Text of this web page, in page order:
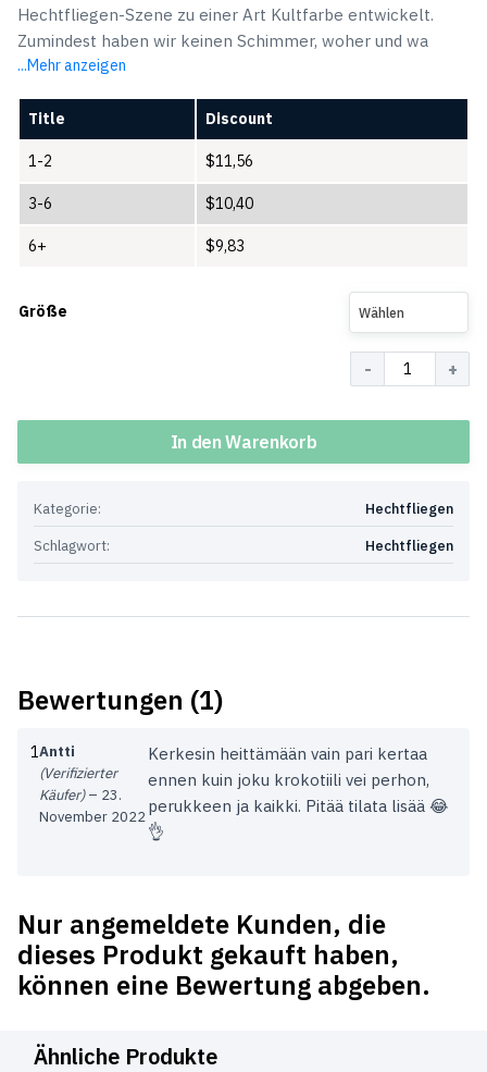
Hechtfliegen-Szene zu einer Art Kultfarbe entwickelt.
Zumindest haben wir keinen Schimmer, woher und wa
...Mehr anzeigen
Title Discount
1-2 $11,56
3-6 $10,40
6+ $9,83
Größe Wählen
In den Warenkorb
Kategorie:
Hechtfliegen
Schlagwort:
Hechtfliegen
Bewertungen (1)
1Antti
(Verifizierter
Käufer) – 23.
November 2022
Kerkesin heittämään vain pari kertaa
ennen kuin joku krokotiili vei perhon,
perukkeen ja kaikki. Pitää tilata lisää 😂
👌
Nur angemeldete Kunden, die
dieses Produkt gekauft haben,
können eine Bewertung abgeben.
Ähnliche Produkte